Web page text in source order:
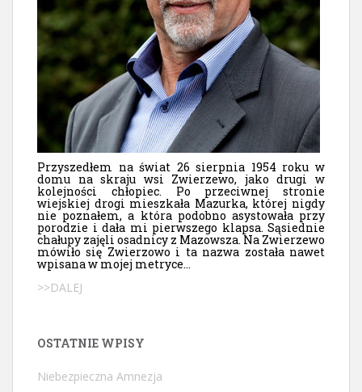
Przyszedłem na świat 26 sierpnia 1954 roku w
domu na skraju wsi Zwierzewo, jako drugi w
kolejności chłopiec. Po przeciwnej stronie
wiejskiej drogi mieszkała Mazurka, której nigdy
nie poznałem, a która podobno asystowała przy
porodzie i dała mi pierwszego klapsa. Sąsiednie
chałupy zajęli osadnicy z Mazowsza. Na Zwierzewo
mówiło się Zwierzowo i ta nazwa została nawet
wpisana w mojej metryce...
>>DALEJ
OSTATNIE WPISY
Niebezpieczna Amnezja